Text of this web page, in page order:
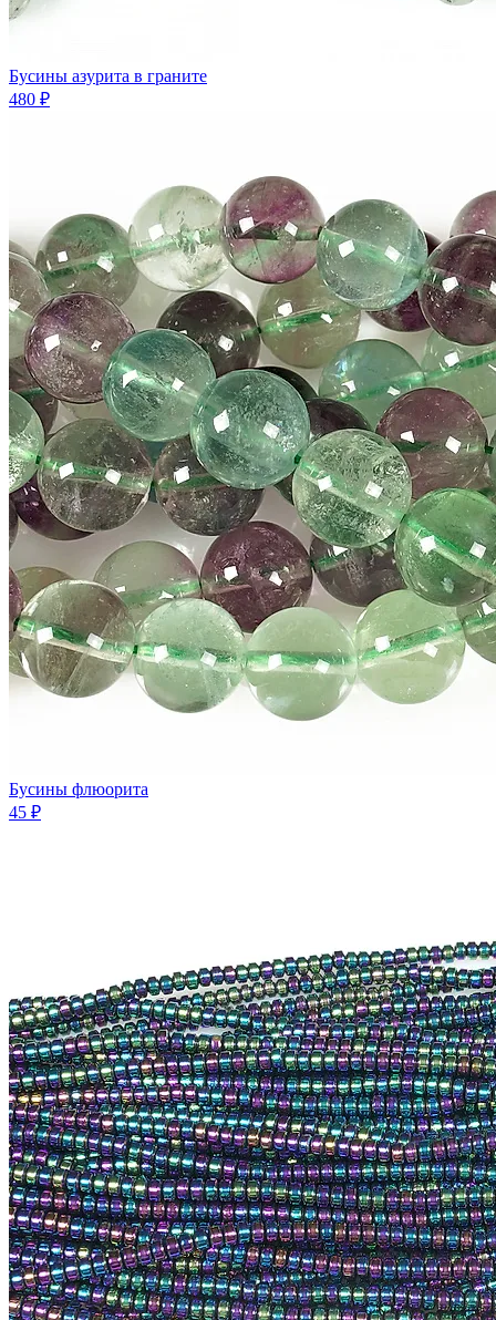
Бусины азурита в граните
480 ₽
Бусины флюорита
45 ₽